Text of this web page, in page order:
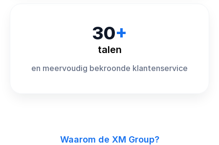
30+
talen
en meervoudig bekroonde klantenservice
Waarom de XM Group?